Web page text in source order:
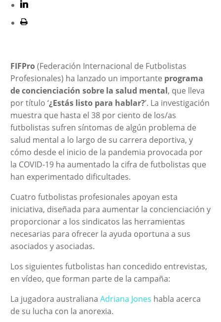
FIFPro(Federación Internacional de Futbolistas
Profesionales) ha lanzado un importante programa
de concienciación sobre la salud mental, que lleva
por título ‘¿Estás listo para hablar?’. La investigación
muestra que hasta el 38 por ciento de los/as
futbolistas sufren síntomas de algún problema de
salud mental a lo largo de su carrera deportiva, y
cómo desde el inicio de la pandemia provocada por
la COVID-19 ha aumentado la cifra de futbolistas que
han experimentado dificultades.
Cuatro futbolistas profesionales apoyan esta
iniciativa, diseñada para aumentar la concienciación y
proporcionar a los sindicatos las herramientas
necesarias para ofrecer la ayuda oportuna a sus
asociados y asociadas.
Los siguientes futbolistas han concedido entrevistas,
en vídeo, que forman parte de la campaña:
La jugadora australiana Adriana Jones habla acerca
de su lucha con la anorexia.